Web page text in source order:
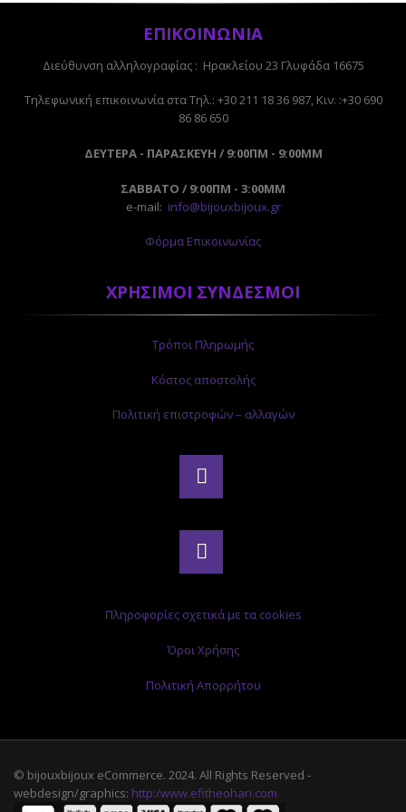
ΕΠΙΚΟΙΝΩΝΙΑ
Διεύθυνση αλληλογραφίας : Ηρακλείου 23 Γλυφάδα 16675
Tηλεφωνική επικοινωνία στα Τηλ.: +30 211 18 36 987, Κιν. :+30 690
86 86 650
ΔΕΥΤΕΡΑ - ΠΑΡΑΣΚΕΥΗ / 9:00ΠΜ - 9:00ΜΜ
ΣΑΒΒΑΤΟ / 9:00ΠΜ - 3:00ΜΜ
e-mail: info@bijouxbijoux.gr
Φόρμα Επικοινωνίας
ΧΡΗΣΙΜΟΙ ΣΥΝΔΕΣΜΟΙ
Τρόποι Πληρωμής
Κόστος αποστολής
Πολιτική επιστροφών – αλλαγών
Πληροφορίες σχετικά με τα cookies
Όροι Χρήσης
Πολιτική Απορρήτου
© bijouxbijoux eCommerce. 2024. All Rights Reserved -
webdesign/graphics: http:/www.efitheohari.com